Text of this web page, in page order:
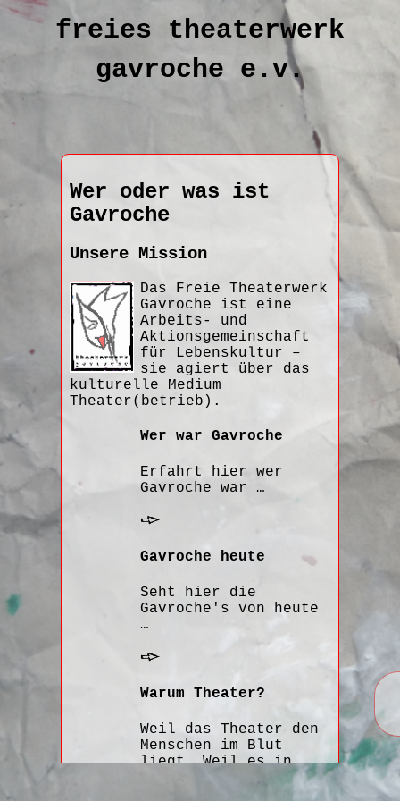
freies theaterwerk
gavroche e.v.
Wer oder was ist
Gavroche
Unsere Mission
Das Freie Theaterwerk
Gavroche ist eine
Arbeits- und
Aktionsgemeinschaft
für Lebenskultur –
sie agiert über das
kulturelle Medium
Theater(betrieb).
Wer war Gavroche
Erfahrt hier wer
Gavroche war …
Gavroche heute
Seht hier die
Gavroche's von heute
…
Warum Theater?
Weil das Theater den
Menschen im Blut
liegt. Weil es in
Deutschland auf eine